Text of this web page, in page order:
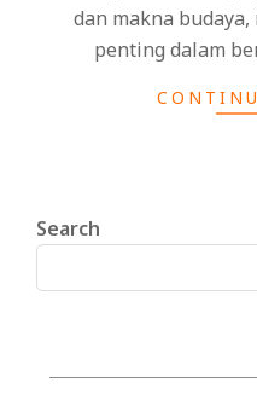
dan makna
penting dalam
Search